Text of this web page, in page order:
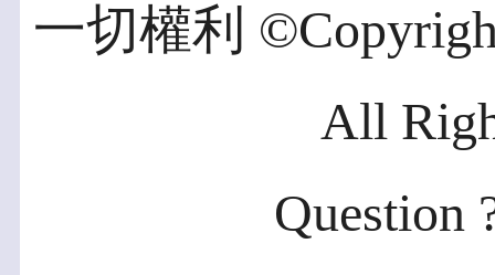
一切權利
All
Question